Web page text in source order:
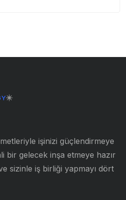
işinizi güçlendirmeye
bir gelecek inşa etmeye hazır
sizinle iş birliği yapmayı dört